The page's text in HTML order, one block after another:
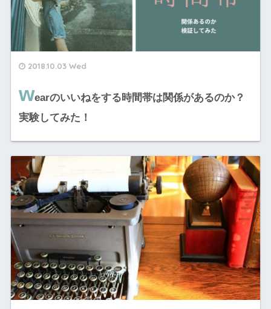
2018.10.03 Wed
wearのいいねをする時間帯は関係があるのか？
実験してみた！